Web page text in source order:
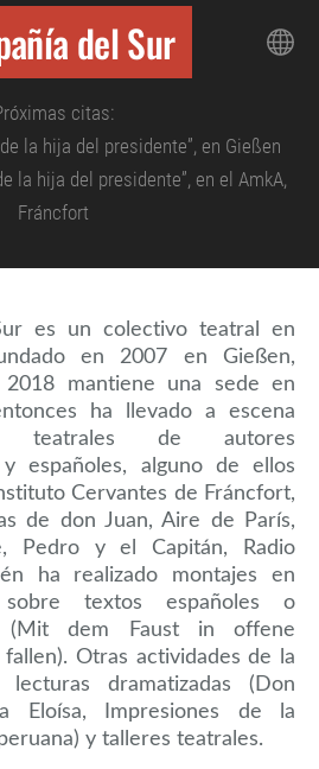
del Sur
citas:
la hija del presidente”, en Gießen
la hija del presidente”, en el AmkA,
Fráncfort
es un colectivo teatral en
en 2007 en Gießen,
mantiene una sede en
ha llevado a escena
teatrales de autores
y españoles, alguno de ellos
Cervantes de Fráncfort,
de don Juan, Aire de París,
Pedro y el Capitán, Radio
ha realizado montajes en
textos españoles o
(Mit dem Faust in offene
Otras actividades de la
lecturas dramatizadas (Don
Eloísa, Impresiones de la
y talleres teatrales.